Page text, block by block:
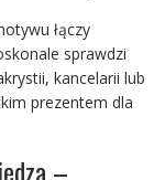
łączy
sprawdzi
kancelarii lub
prezentem dla
–